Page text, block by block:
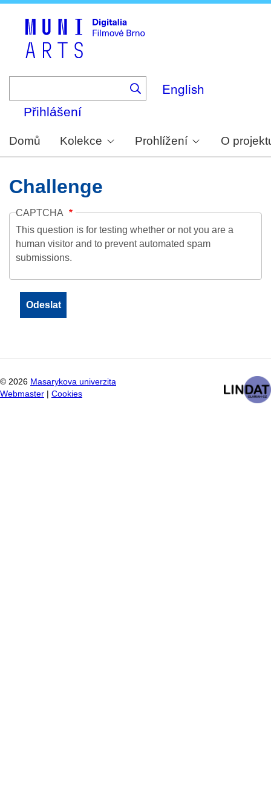
English
Přihlášení
Domů Kolekce Prohlížení O
Challenge
CAPTCHA
This question is for testing whether or not you are a
human visitor and to prevent automated spam
submissions.
© 2026 Masarykova univerzita
Webmaster
Cookies